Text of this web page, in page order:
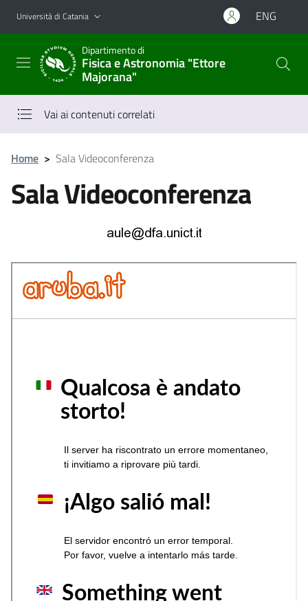
Vai al contenuto principale
Vai al menu di navigazione
Università di Catania ENG
Dipartimento di
Fisica e Astronomia "Ettore
Majorana"
Vai ai contenuti correlati
Home > Sala Videoconferenza
Sala Videoconferenza